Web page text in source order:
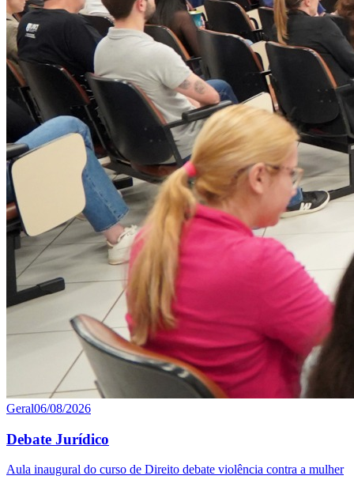
Geral06/08/2026
Debate Jurídico
Aula inaugural do curso de Direito debate violência contra a mulher